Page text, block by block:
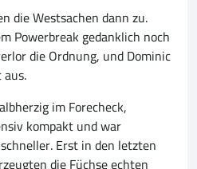
die Westsachen dann zu.
Powerbreak gedanklich noch
die Ordnung, und Dominic
im Forecheck,
kompakt und war
Erst in den letzten